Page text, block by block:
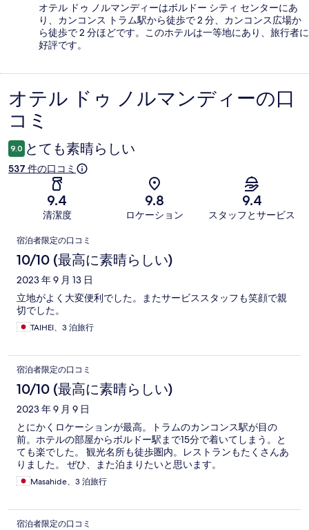
オテル ドゥ ノルマンディーはボルドー シティ センターにあ
り、カンコンス トラム駅から徒歩で 2 分、カンコンス広場か
ら徒歩で 2 分ほどです。このホテルは一等地にあり、旅行者に
好評です。
口
コ
ミ
オテル ドゥ ノルマンディーの口
コミ
9.0 とても素晴らしい
537 件の口コミ
9.4
清潔度
9.8
ロケーション
9.4
スタッフとサービス
口
コ
ミ
宿泊者限定の口コミ
10/10 (最高に素晴らしい)
2023 年 9 月 13 日
立地がよく大変便利でした。またサービススタッフも笑顔で親
切でした。
TAIHEI、3 泊旅行
宿泊者限定の口コミ
10/10 (最高に素晴らしい)
2023 年 9 月 9 日
とにかくロケーションが最高。トラムのカンコンス駅が目の
前。ホテルの部屋からボルドー駅まで15分で着いてしまう。と
ても楽でした。 観光名所も徒歩圏内。レストランもたくさんあ
りました。 ぜひ、また泊まりたいと思います。
Masahide、3 泊旅行
宿泊者限定の口コミ